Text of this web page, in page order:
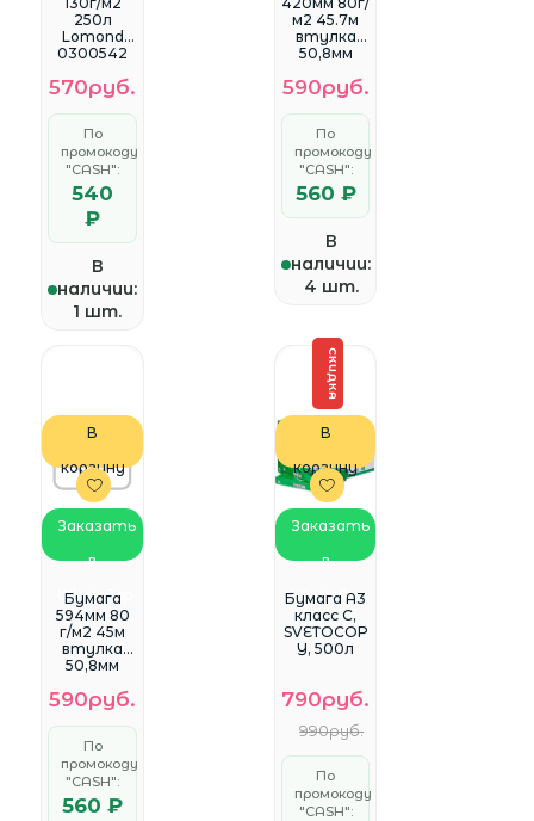
250л
Lomond
0300542
онняя
Матовая
для
лазерной
печати
570руб.
По
промокоду
"CASH":
540
₽
В
наличии:
1 шт.
м2 45.7м
втулка
50,8мм
16-2
Универсал
ьная без
покрытия
590руб.
По
промокоду
"CASH":
560 ₽
В
наличии:
4 шт.
В
корзину
Заказать
в
WhatsApp
Бумага
594мм 80
г/м2 45м
втулка
50,8мм
1202008
инженерн
ая
"Стандар
т"
590руб.
По
промокоду
"CASH":
560 ₽
СКИДКА
В
корзину
Заказать
в
WhatsApp
Бумага A3
класс С,
SVETOCOP
Y, 500л
790руб.
990руб.
По
промокоду
"CASH":